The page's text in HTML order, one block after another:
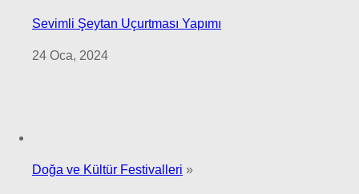
Sevimli Şeytan Uçurtması Yapımı
24 Oca, 2024
Doğa ve Kültür Festivalleri »